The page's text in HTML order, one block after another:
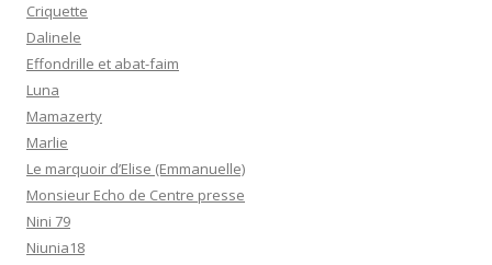
Criquette
Dalinele
Effondrille et abat-faim
Luna
Mamazerty
Marlie
Le marquoir d’Elise (Emmanuelle)
Monsieur Echo de Centre presse
Nini 79
Niunia18